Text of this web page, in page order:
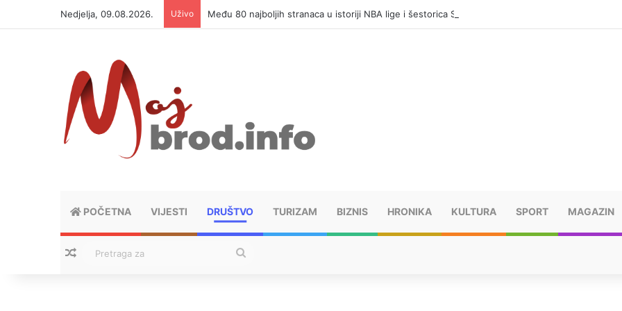
Nedjelja, 09.08.2026. Uživo Među 80 najboljih stranaca u istoriji NBA lige i šestorica Srba
POČETNA VIJESTI DRUŠTVO TURIZAM BIZNIS HRONIKA KULTURA SPORT MAGAZIN
Nasumični tekstovi